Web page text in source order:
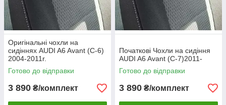
Оригінальні чохли на
сидіннях AUDI A6 Avant (C-6)
2004-2011r.
Готово до відправки
3 890 ₴/комплект
Початкові Чохли на сидіння
AUDI A6 Avant (C-7)2011-
Готово до відправки
3 890 ₴/комплект